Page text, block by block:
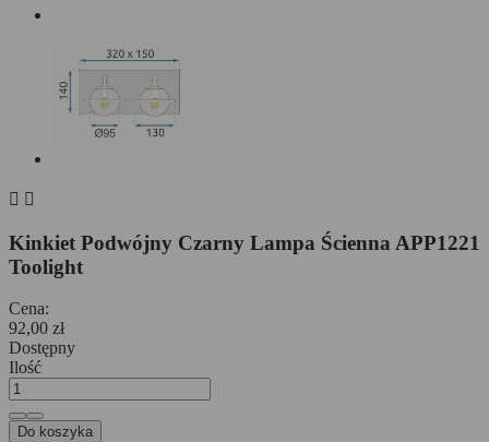
 
Kinkiet Podwójny Czarny Lampa Ścienna APP1221
Toolight
Cena:
92,00 zł
Dostępny
Ilość
Do koszyka